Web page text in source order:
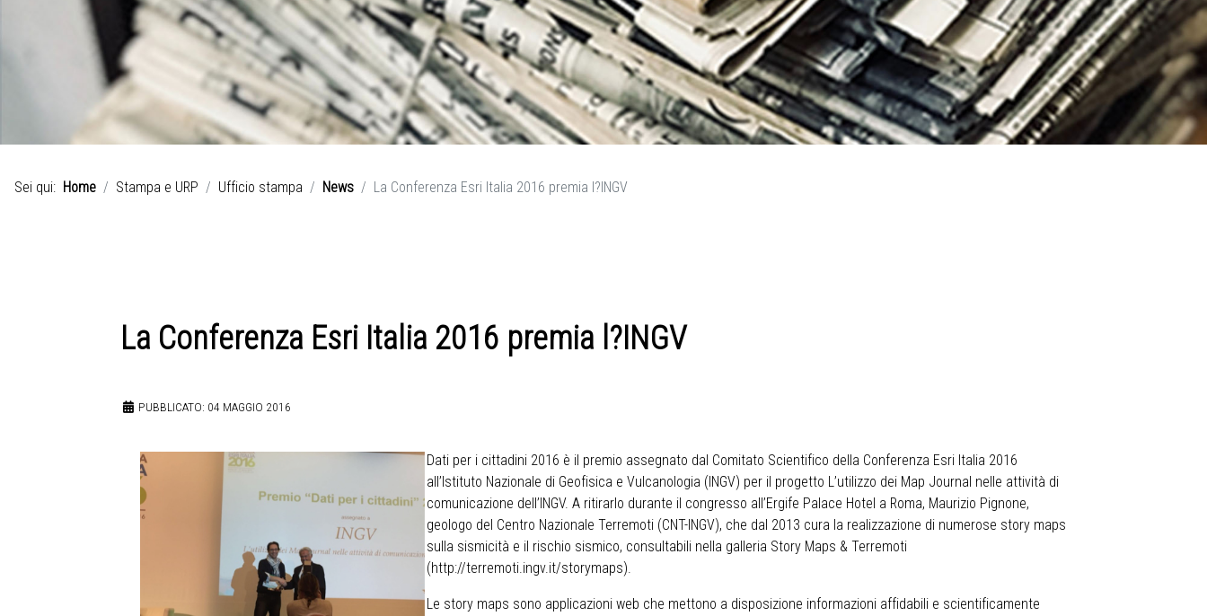
Sei qui: Home Stampa e URP Ufficio stampa News La Conferenza Esri Italia 2016 premia l?INGV
La Conferenza Esri Italia 2016 premia l?INGV
PUBBLICATO: 04 MAGGIO 2016
Dati per i cittadini 2016 è il premio assegnato dal Comitato Scientifico della Conferenza Esri Italia 2016
all’Istituto Nazionale di Geofisica e Vulcanologia (INGV) per il progetto L’utilizzo dei Map Journal nelle attività di
comunicazione dell’INGV. A ritirarlo durante il congresso all’Ergife Palace Hotel a Roma, Maurizio Pignone,
geologo del Centro Nazionale Terremoti (CNT-INGV), che dal 2013 cura la realizzazione di numerose story maps
sulla sismicità e il rischio sismico, consultabili nella galleria Story Maps & Terremoti
(http://terremoti.ingv.it/storymaps).
Le story maps sono applicazioni web che mettono a disposizione informazioni affidabili e scientificamente